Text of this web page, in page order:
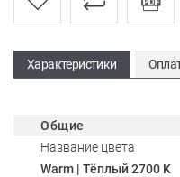
Характеристики
Общие
Название цвета
Warm | Тёплый 2700 K